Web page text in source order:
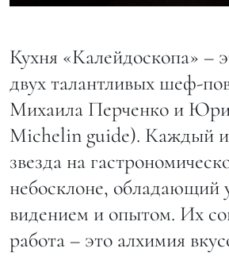
Кухня «Калейдоскопа» –
двух талантливых шеф-
Михаила Перченко и
Michelin guide). Каждый
звезда на
небосклоне, обладающий
видением и опытом. Их
работа – это алхимия